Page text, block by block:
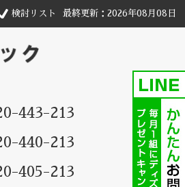
検討リスト 最終更新：2026年08月08日
443-213
440-213
405-213